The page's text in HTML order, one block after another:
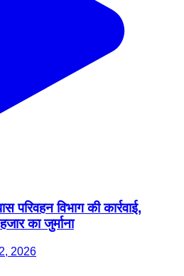
विभाग की कार्रवाई,
का जुर्माना
2026